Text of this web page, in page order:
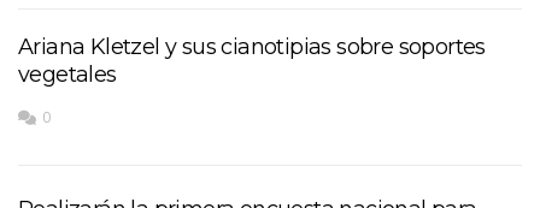
Ariana Kletzel y sus cianotipias sobre soportes
vegetales
0